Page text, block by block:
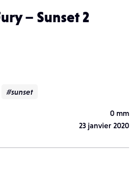
– Sunset 2
#sunset
0 mm
23 janvier 2020